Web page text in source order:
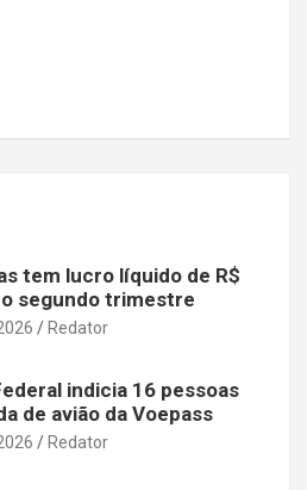
tem lucro líquido de R$
segundo trimestre
Redator
indicia 16 pessoas
de avião da Voepass
Redator